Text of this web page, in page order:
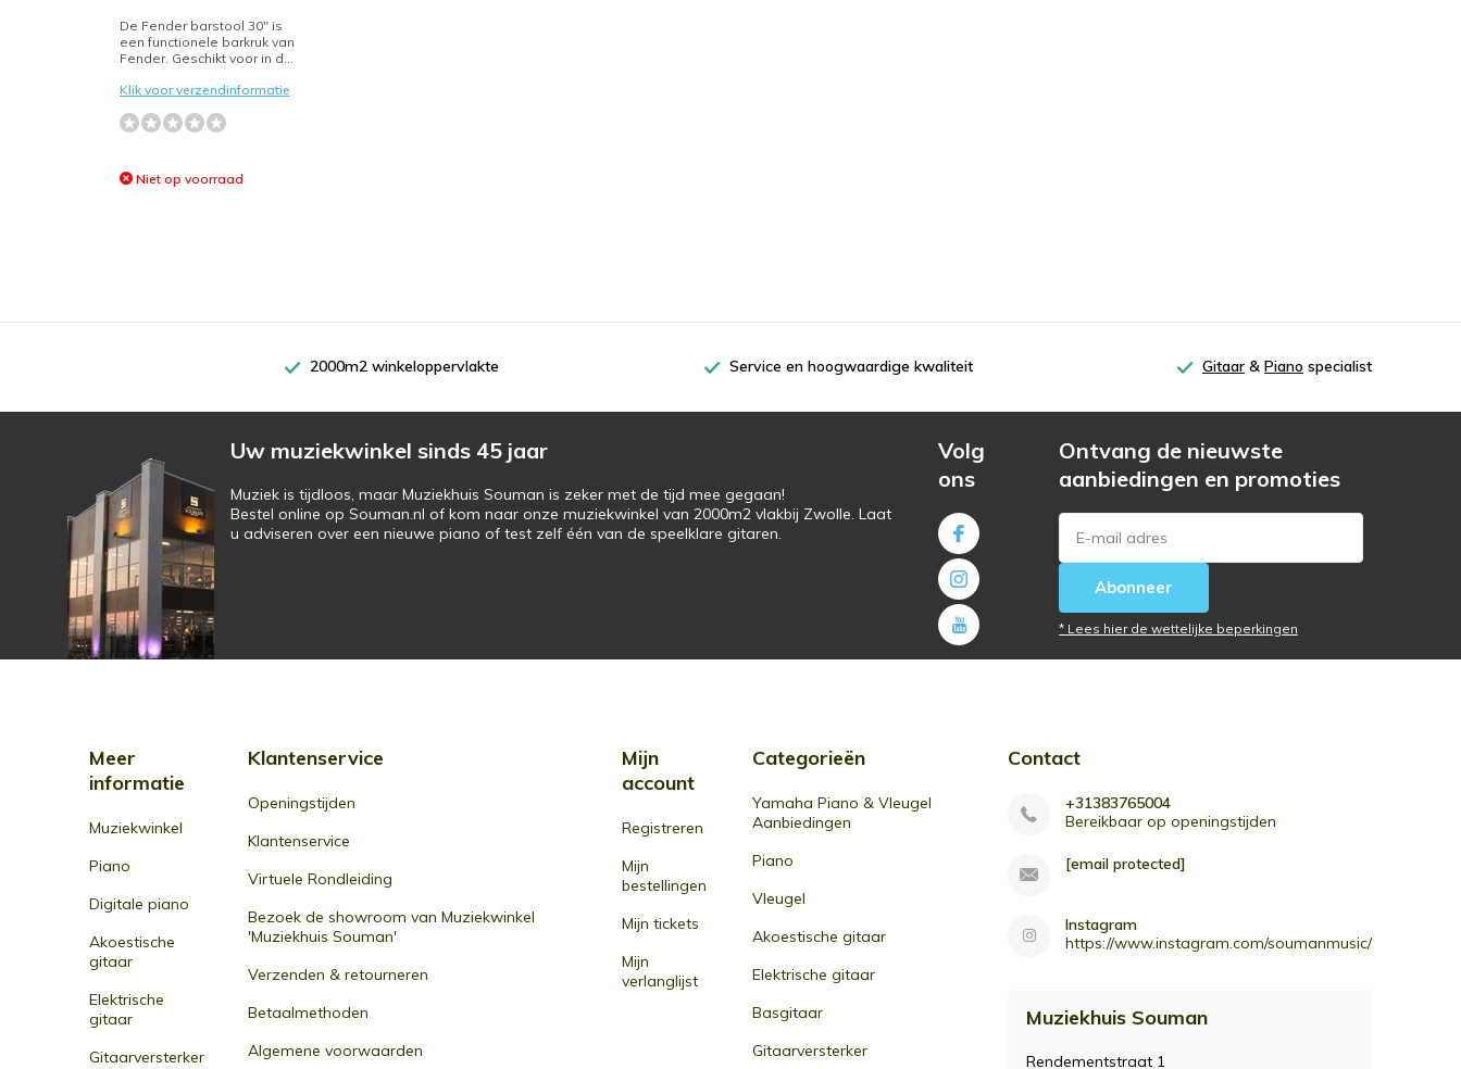
De Fender barstool 30" is
een functionele barkruk van
Fender. Geschikt voor in d...
Klik voor verzendinformatie
Niet op voorraad
2000m2 winkeloppervlakte Service en hoogwaardige kwaliteit Gitaar & Piano specialist
Uw muziekwinkel sinds 45 jaar
Muziek is tijdloos, maar Muziekhuis Souman is zeker met de tijd mee gegaan!
Bestel online op Souman.nl of kom naar onze muziekwinkel van 2000m2 vlakbij Zwolle. Laat
u adviseren over een nieuwe piano of test zelf één van de speelklare gitaren.
Volg
ons
Ontvang de nieuwste
aanbiedingen en promoties
Abonneer
* Lees hier de wettelijke beperkingen
Meer
informatie
Muziekwinkel
Piano
Digitale piano
Akoestische
gitaar
Elektrische
gitaar
Gitaarversterker
Klantenservice
Openingstijden
Klantenservice
Virtuele Rondleiding
Bezoek de showroom van Muziekwinkel
'Muziekhuis Souman'
Verzenden & retourneren
Betaalmethoden
Algemene voorwaarden
Mijn
account
Registreren
Mijn
bestellingen
Mijn tickets
Mijn
verlanglijst
Categorieën
Yamaha Piano & Vleugel
Aanbiedingen
Piano
Vleugel
Akoestische gitaar
Elektrische gitaar
Basgitaar
Gitaarversterker
Contact
+31383765004
Bereikbaar op openingstijden
[email protected]
Instagram
https://www.instagram.com/soumanmusic/
Muziekhuis Souman
Rendementstraat 1